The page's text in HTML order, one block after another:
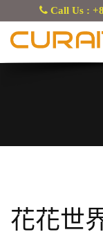
Call Us :
花花世